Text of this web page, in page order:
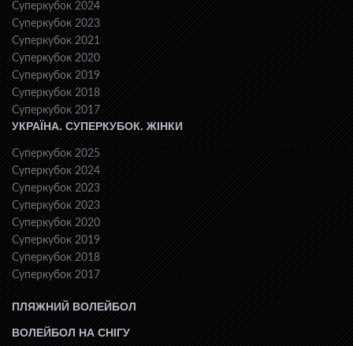
Суперкубок 2024
Суперкубок 2023
Суперкубок 2021
Суперкубок 2020
Суперкубок 2019
Суперкубок 2018
Суперкубок 2017
УКРАЇНА. СУПЕРКУБОК. ЖІНКИ
Суперкубок 2025
Суперкубок 2024
Суперкубок 2023
Суперкубок 2023
Суперкубок 2020
Суперкубок 2019
Суперкубок 2018
Суперкубок 2017
ПЛЯЖНИЙ ВОЛЕЙБОЛ
ВОЛЕЙБОЛ НА СНІГУ